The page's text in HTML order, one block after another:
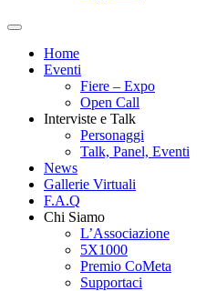
Home
Eventi
Fiere – Expo
Open Call
Interviste e Talk
Personaggi
Talk, Panel, Eventi
News
Gallerie Virtuali
F.A.Q
Chi Siamo
L’Associazione
5X1000
Premio CoMeta
Supportaci